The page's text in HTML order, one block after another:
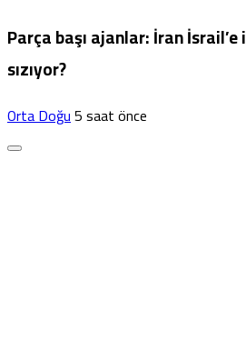
Parça başı ajanlar: İran İsrail’e
sızıyor?
Orta Doğu5 saat önce